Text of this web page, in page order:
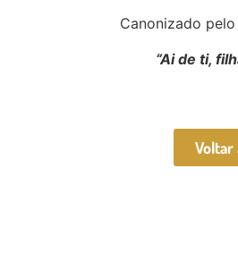
Canonizado
“Ai de ti,
Voltar